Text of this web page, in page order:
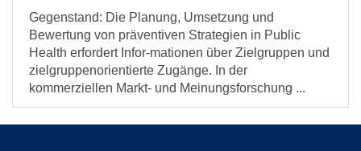
Gegenstand: Die Planung, Umsetzung und
Bewertung von präventiven Strategien in Public
Health erfordert Infor-mationen über Zielgruppen und
zielgruppenorientierte Zugänge. In der
kommerziellen Markt- und Meinungsforschung ...